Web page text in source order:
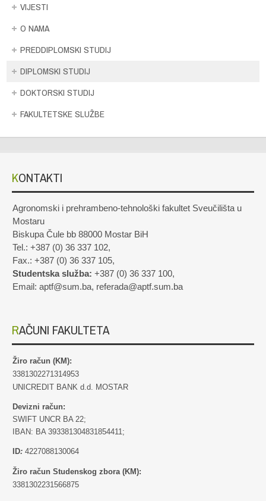
VIJESTI
O NAMA
PREDDIPLOMSKI STUDIJ
DIPLOMSKI STUDIJ
DOKTORSKI STUDIJ
FAKULTETSKE SLUŽBE
KONTAKTI
Agronomski i prehrambeno-tehnološki fakultet Sveučilišta u
Mostaru
Biskupa Čule bb 88000 Mostar BiH
Tel.: +387 (0) 36 337 102,
Fax.: +387 (0) 36 337 105,
Studentska služba: +387 (0) 36 337 100,
Email: aptf@sum.ba, referada@aptf.sum.ba
RAČUNI FAKULTETA
Žiro račun (KM):
3381302271314953
UNICREDIT BANK d.d. MOSTAR
Devizni račun:
SWIFT UNCR BA 22;
IBAN: BA 393381304831854411;
ID: 4227088130064
Žiro račun Studenskog zbora (KM):
3381302231566875